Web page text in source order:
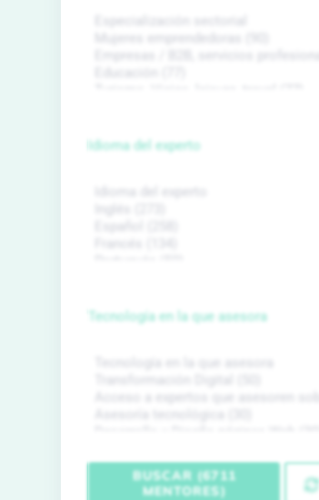
Idioma del experto
Tecnología en la que asesora
BUSCAR (6711
MENTORES)